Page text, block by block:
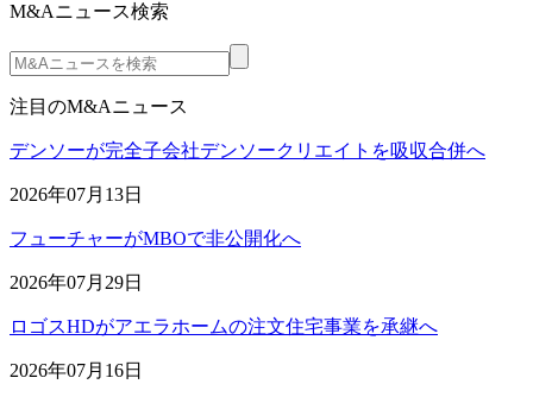
M&Aニュース検索
注目のM&Aニュース
デンソーが完全子会社デンソークリエイトを吸収合併へ
2026年07月13日
フューチャーがMBOで非公開化へ
2026年07月29日
ロゴスHDがアエラホームの注文住宅事業を承継へ
2026年07月16日